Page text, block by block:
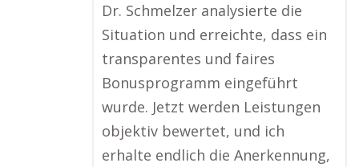
Dr. Schmelzer analysierte die
Situation und erreichte, dass ein
transparentes und faires
Bonusprogramm eingeführt
wurde. Jetzt werden Leistungen
objektiv bewertet, und ich
erhalte endlich die Anerkennung,